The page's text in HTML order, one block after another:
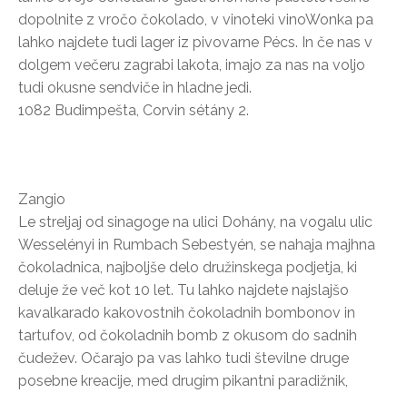
dopolnite z vročo čokolado, v vinoteki vinoWonka pa
lahko najdete tudi lager iz pivovarne Pécs. In če nas v
dolgem večeru zagrabi lakota, imajo za nas na voljo
tudi okusne sendviče in hladne jedi.
1082 Budimpešta, Corvin sétány 2.
Zangio
Le streljaj od sinagoge na ulici Dohány, na vogalu ulic
Wesselényi in Rumbach Sebestyén, se nahaja majhna
čokoladnica, najboljše delo družinskega podjetja, ki
deluje že več kot 10 let. Tu lahko najdete najslajšo
kavalkarado kakovostnih čokoladnih bombonov in
tartufov, od čokoladnih bomb z okusom do sadnih
čudežev. Očarajo pa vas lahko tudi številne druge
posebne kreacije, med drugim pikantni paradižnik,